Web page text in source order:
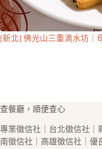
[新北] 佛光山三重滴水坊｜
查餐廳，順便查心
專業徵信社 台北徵信社
南徵信社
高雄徵信社 ｜優